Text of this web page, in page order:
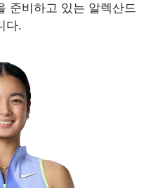
준비하고 있는 알렉산드
다.